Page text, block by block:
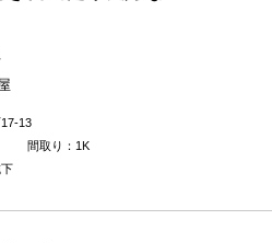
13
間取り：1K